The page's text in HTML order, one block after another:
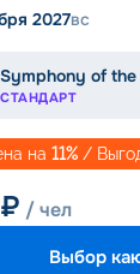
2027вс
Symphony of the
СТАНДАРТ
на 11% /
₽ / чел
Выбор